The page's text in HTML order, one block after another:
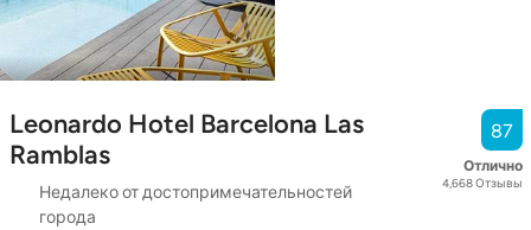
Leonardo Hotel Barcelona Las
Ramblas
Недалеко от достопримечательностей
города
87
Отлично
4,668Отзывы